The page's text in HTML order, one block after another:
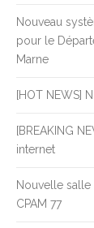
Nouveau
pour le
Marne
[HOT NEWS]
[BREAKING
internet
Nouvelle
CPAM 77